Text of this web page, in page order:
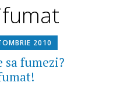
2010
sa fumezi?